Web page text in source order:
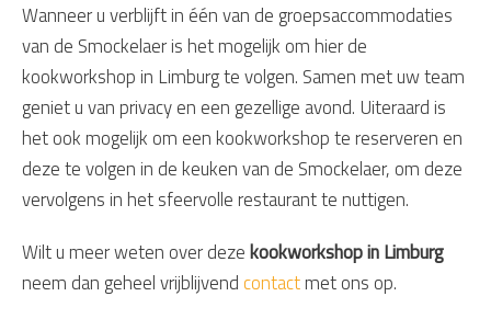
Wanneer u verblijft in één van de groepsaccommodaties
van de Smockelaer is het mogelijk om hier de
kookworkshop in Limburg te volgen. Samen met uw team
geniet u van privacy en een gezellige avond. Uiteraard is
het ook mogelijk om een kookworkshop te reserveren en
deze te volgen in de keuken van de Smockelaer, om deze
vervolgens in het sfeervolle restaurant te nuttigen.
Wilt u meer weten over dezekookworkshop in Limburg
neem dan geheel vrijblijvend contactmet ons op.